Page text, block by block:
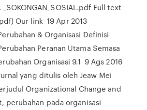
_SOKONGAN_SOSIAL.pdf Full text
Our link 19 Apr 2013
& Organisasi Definisi
Peranan Utama Semasa
Organisasi 9.1 9 Ags 2016
yang ditulis oleh Jeaw Mei
Organizational Change and
perubahan pada organisasi